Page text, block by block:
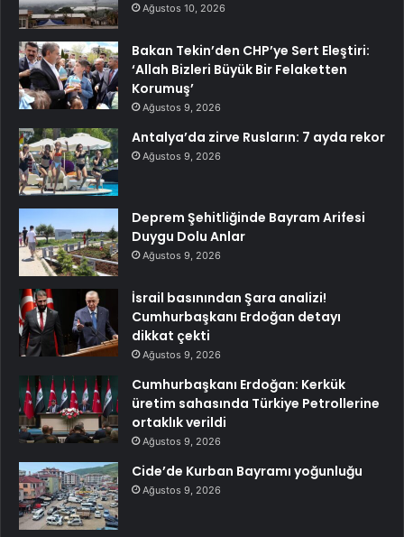
Ağustos 10, 2026
Bakan Tekin’den CHP’ye Sert Eleştiri:
‘Allah Bizleri Büyük Bir Felaketten
Korumuş’
Ağustos 9, 2026
Antalya’da zirve Rusların: 7 ayda rekor
Ağustos 9, 2026
Deprem Şehitliğinde Bayram Arifesi
Duygu Dolu Anlar
Ağustos 9, 2026
İsrail basınından Şara analizi!
Cumhurbaşkanı Erdoğan detayı
dikkat çekti
Ağustos 9, 2026
Cumhurbaşkanı Erdoğan: Kerkük
üretim sahasında Türkiye Petrollerine
ortaklık verildi
Ağustos 9, 2026
Cide’de Kurban Bayramı yoğunluğu
Ağustos 9, 2026